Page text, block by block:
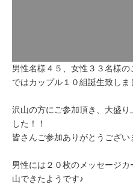
男性名様４５、女性３３名様
ではカップル１０組誕生致し
沢山の方にご参加頂き、大盛
した！！
皆さんご参加ありがとうござ
男性には２０枚のメッセージ
山できたようです♪